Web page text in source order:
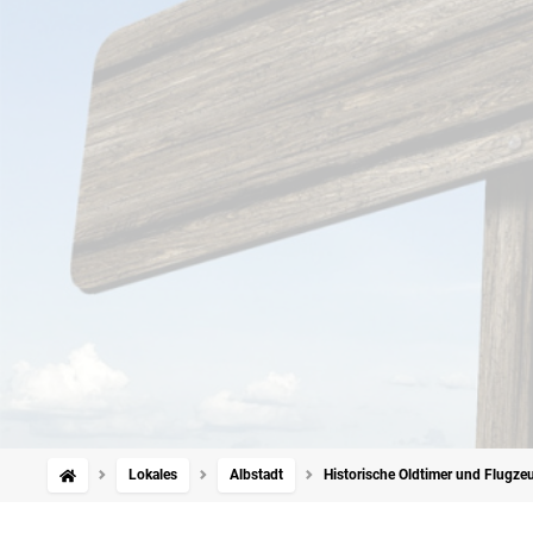
Lokales Albstadt Historische Oldtimer und